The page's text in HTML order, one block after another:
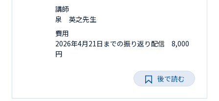
講師
泉 英之先生
費用
2026年4月21日までの振り返り配信 8,000
円
後で読む